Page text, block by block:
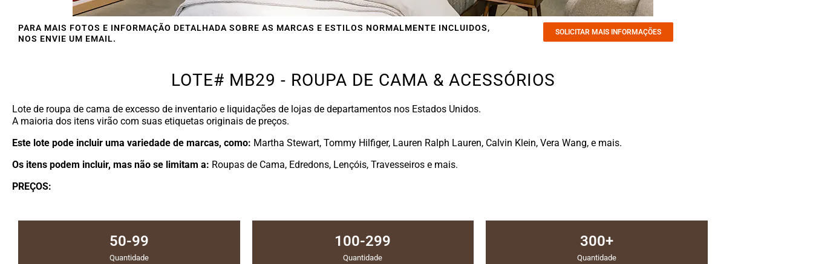
PARA MAIS FOTOS E INFORMAÇÃO DETALHADA SOBRE AS MARCAS E ESTILOS NORMALMENTE INCLUIDOS,
NOS ENVIE UM EMAIL.
SOLICITAR MAIS INFORMAÇÕES
LOTE# MB29 - ROUPA DE CAMA & ACESSÓRIOS
Lote de roupa de cama de excesso de inventario e liquidações de lojas de departamentos nos Estados Unidos.
A maioria dos itens virão com suas etiquetas originais de preços.
Este lote pode incluir uma variedade de marcas, como: ​Martha Stewart, Tommy Hilfiger, Lauren Ralph Lauren, Calvin Klein, Vera Wang, e mais.
Os itens podem incluir, mas não se limitam a: Roupas de Cama, Edredons, Lençóis, Travesseiros e mais.
PREÇOS:
50-99
Quantidade
100-299
Quantidade
300+
Quantidade